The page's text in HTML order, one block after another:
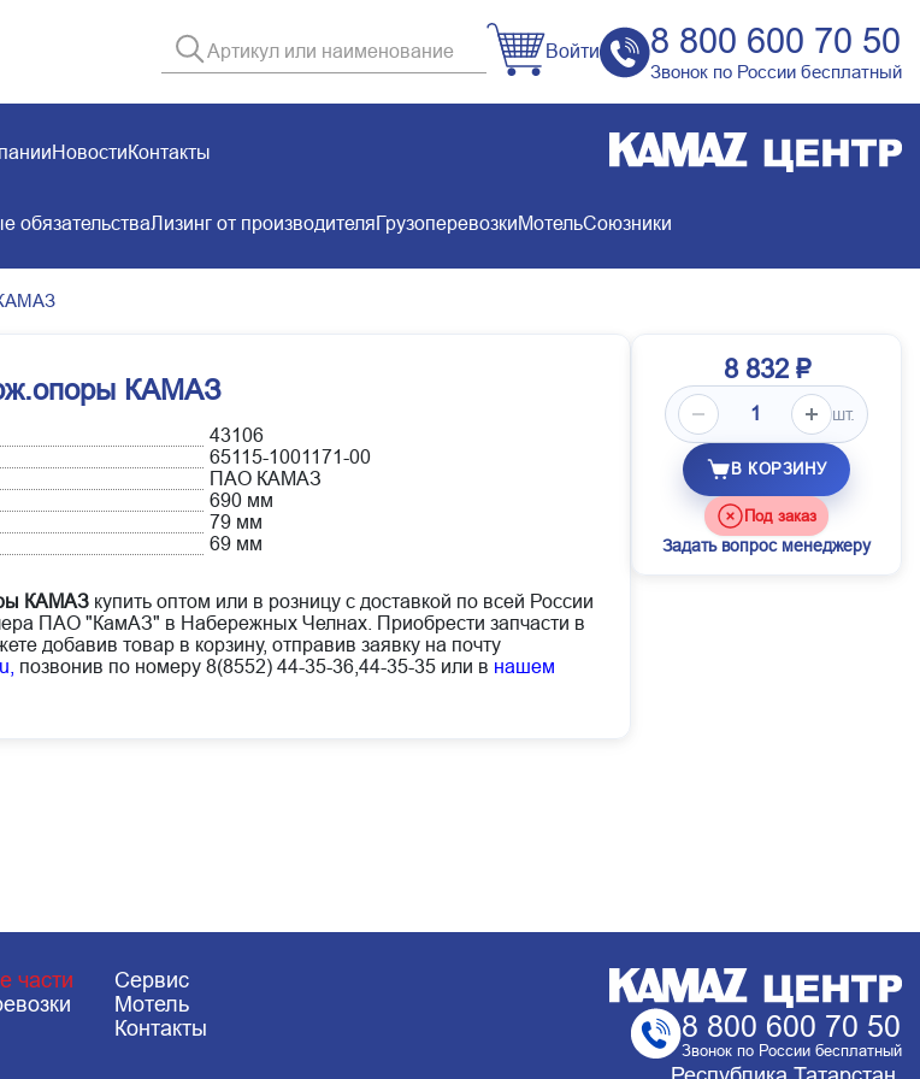
Войти 8 800 600 70 50
Звонок по России бесплатный
НовостиКонтакты
обязательстваЛизинг от производителяГрузоперевозкиМотельСоюзники
КАМАЗ
43106
65115-1001171-00
ПАО КАМАЗ
690 мм
79 мм
69 мм
КАМАЗ купить оптом или в розницу с доставкой по всей России
ПАО "КамАЗ" в Набережных Челнах. Приобрести запчасти в
добавив товар в корзину, отправив заявку на почту
позвонив по номеру 8(8552) 44-35-36,44-35-35 или в нашем
8 832 ₽
шт.
В КОРЗИНУ
Под заказ
Задать вопрос менеджеру
части
Сервис
Мотель
Контакты 8 800 600 70 50
Звонок по России бесплатный